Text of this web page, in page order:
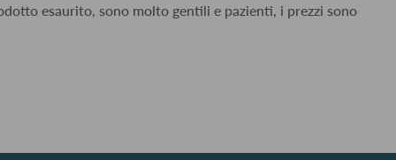
esaurito, sono molto gentili e pazienti, i prezzi sono